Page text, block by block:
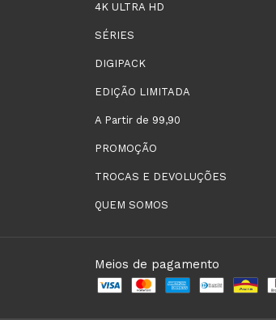
4K ULTRA HD
SÉRIES
DIGIPACK
EDIÇÃO LIMITADA
A Partir de 99,90
PROMOÇÃO
TROCAS E DEVOLUÇÕES
QUEM SOMOS
Meios de pagamento